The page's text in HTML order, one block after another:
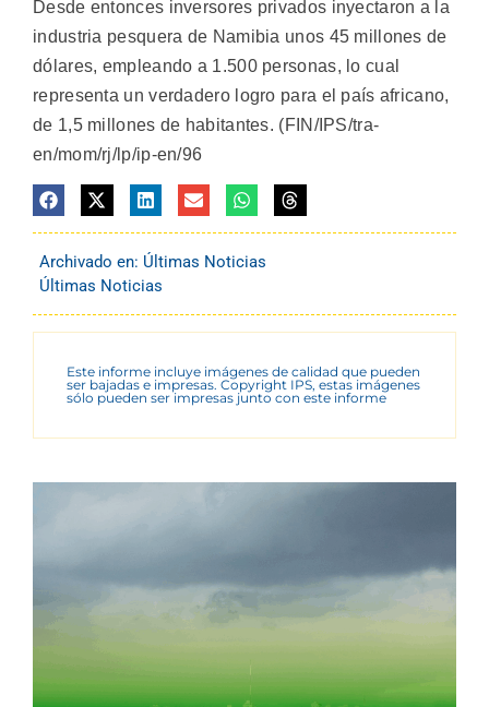
Desde entonces inversores privados inyectaron a la
industria pesquera de Namibia unos 45 millones de
dólares, empleando a 1.500 personas, lo cual
representa un verdadero logro para el país africano,
de 1,5 millones de habitantes. (FIN/IPS/tra-
en/mom/rj/lp/ip-en/96
Archivado en: Últimas Noticias
Últimas Noticias
Este informe incluye imágenes de calidad que pueden
ser bajadas e impresas. Copyright IPS, estas imágenes
sólo pueden ser impresas junto con este informe